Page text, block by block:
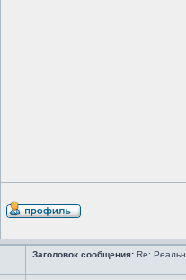
Заголовок сообщения: Re: